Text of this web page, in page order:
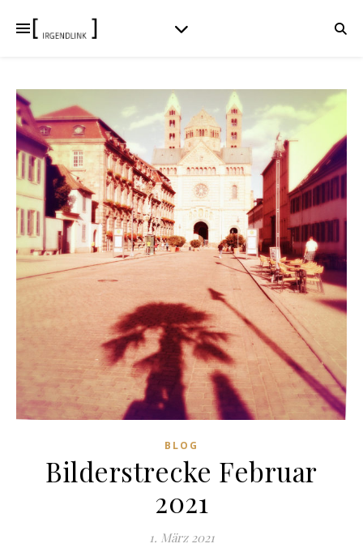
BLOG
Bilderstrecke Februar
2021
1. März 2021